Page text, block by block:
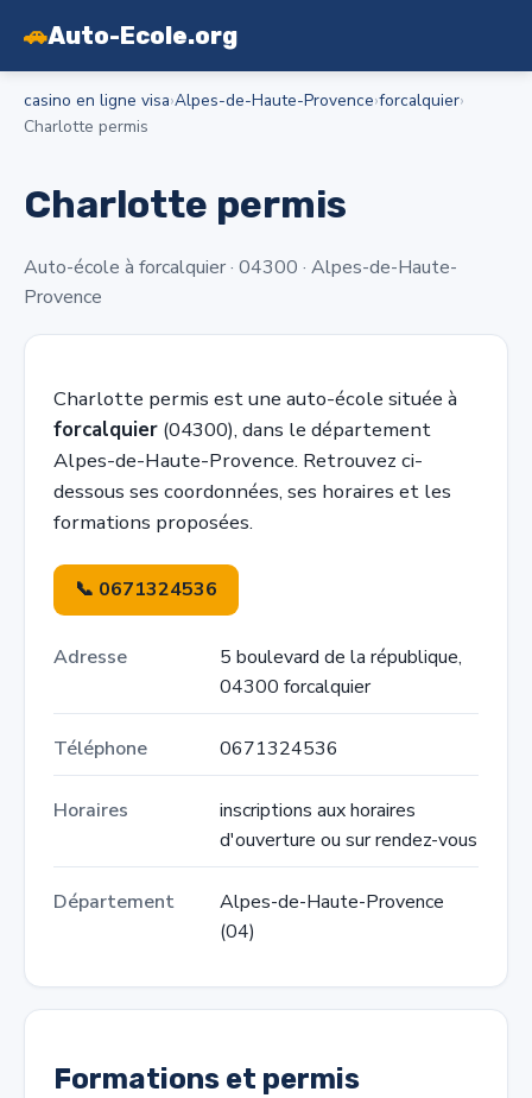
🚗Auto-Ecole.org
casino en ligne visa›Alpes-de-Haute-Provence›forcalquier›
Charlotte permis
Charlotte permis
Auto-école à forcalquier · 04300 · Alpes-de-Haute-
Provence
Charlotte permis est une auto-école située à
forcalquier (04300), dans le département
Alpes-de-Haute-Provence. Retrouvez ci-
dessous ses coordonnées, ses horaires et les
formations proposées.
📞 0671324536
Adresse
5 boulevard de la république,
04300 forcalquier
Téléphone 0671324536
Horaires
inscriptions aux horaires
d'ouverture ou sur rendez-vous
Département
Alpes-de-Haute-Provence
(04)
Formations et permis